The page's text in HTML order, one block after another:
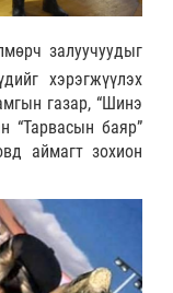
залуучуудыг
хэрэгжүүлэх
газар, “Шинэ
“Тарвасын баяр”
аймагт зохион